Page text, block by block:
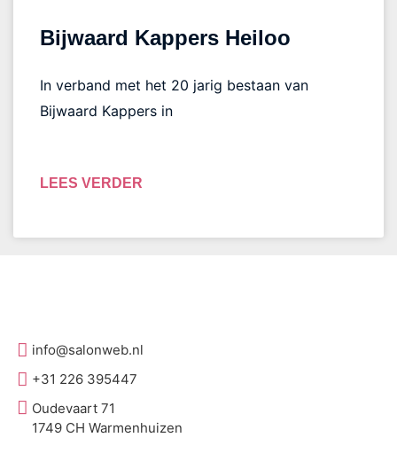
Bijwaard Kappers Heiloo
In verband met het 20 jarig bestaan van
Bijwaard Kappers in
LEES VERDER
info@salonweb.nl
+31 226 395447
Oudevaart 71
1749 CH Warmenhuizen